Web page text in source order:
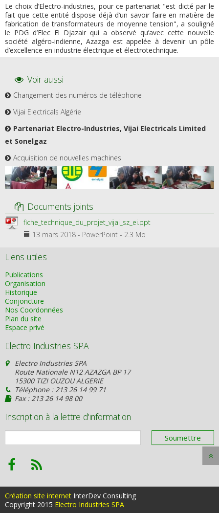
Le choix d’Electro-industries, pour ce partenariat "est dicté par le
fait que cette entité dispose déjà d’un savoir faire en matière de
fabrication de transformateurs de moyenne tension", a souligné
le PDG d’Elec El Djazair qui a observé qu’avec cette nouvelle
société algéro-indienne, Azazga est appelée à devenir un pôle
d’excellence en industrie électrique et électrotechnique.
Voir aussi
Changement des numéros de téléphone
Vijai Electricals Algérie
Partenariat Electro-Industries, Vijai Electricals Limited
et Sonelgaz
Acquisition de nouvelles machines
Documents joints
fiche_technique_du_projet_vijai_sz_ei.ppt
13 mars 2018 - PowerPoint - 2.3 Mo
Liens utiles
Publications
Organisation
Historique
Conjoncture
Nos Coordonnées
Plan du site
Espace privé
Electro Industries SPA
Electro Industries SPA
Route Nationale N12 AZAZGA BP 17
15300 TIZI OUZOU ALGERIE
Téléphone : 213 26 14 99 71
Fax : 213 26 14 98 00
Inscription à la lettre d'information
Création site internet InterDev Consulting
Copyright 2015 Electro Industries SPA